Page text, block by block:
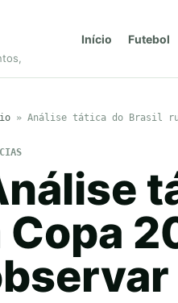
Início Futebol
» Análise tática do Brasil
Copa